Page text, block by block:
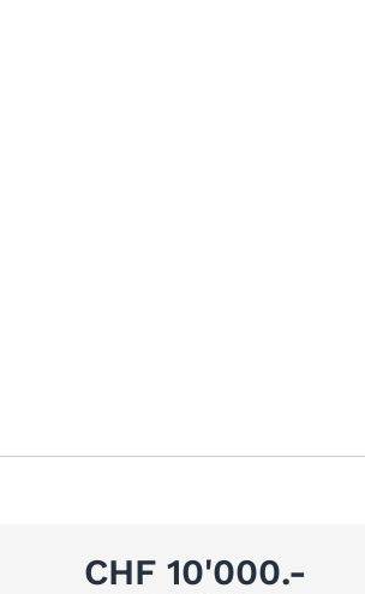
CHF 10'000.-